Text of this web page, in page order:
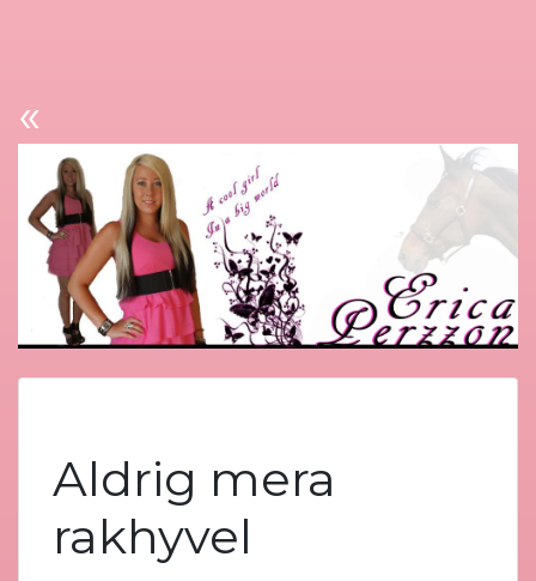
«
Aldrig mera
rakhyvel